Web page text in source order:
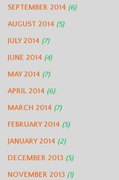
SEPTEMBER 2014 (6)
AUGUST 2014 (5)
JULY 2014 (7)
JUNE 2014 (4)
MAY 2014 (7)
APRIL 2014 (6)
MARCH 2014 (7)
FEBRUARY 2014 (5)
JANUARY 2014 (2)
DECEMBER 2013 (5)
NOVEMBER 2013 (1)